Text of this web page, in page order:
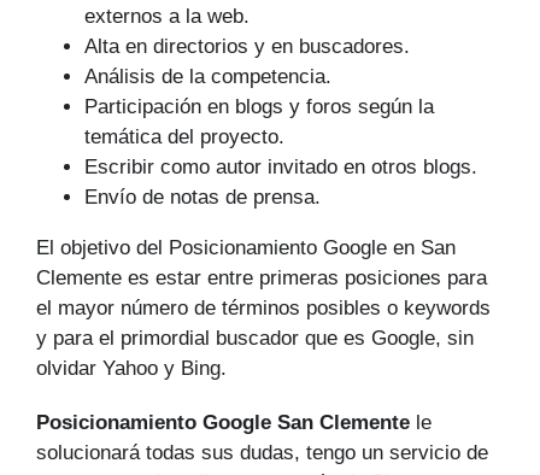
externos a la web.
Alta en directorios y en buscadores.
Análisis de la competencia.
Participación en blogs y foros según la
temática del proyecto.
Escribir como autor invitado en otros blogs.
Envío de notas de prensa.
El objetivo del Posicionamiento Google en San
Clemente es estar entre primeras posiciones para
el mayor número de tér­minos posibles o keywords
y para el primordial buscador que es Google, sin
olvidar Yahoo y Bing.
Posicionamiento Google San Clemente le
solucionará todas sus dudas, tengo un servicio de